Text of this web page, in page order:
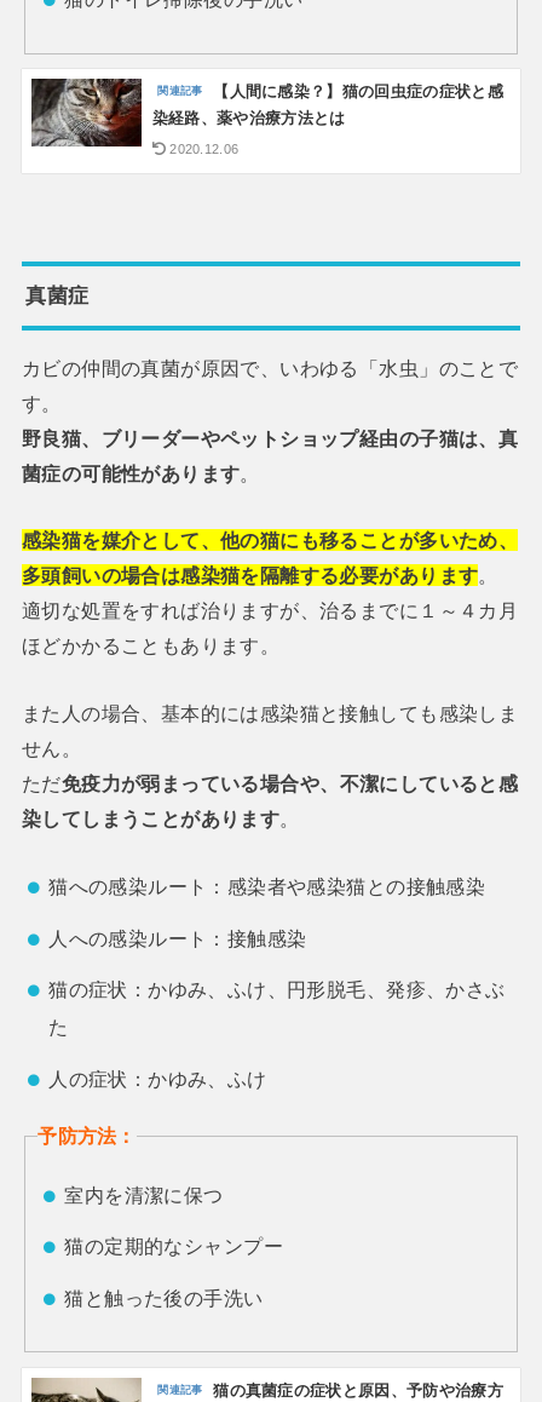
【人間に感染？】猫の回虫症の症状と感
染経路、薬や治療方法とは
2020.12.06
真菌症
カビの仲間の真菌が原因で、いわゆる「水虫」のことで
す。
野良猫、ブリーダーやペットショップ経由の子猫は、真
菌症の可能性があります。
感染猫を媒介として、他の猫にも移ることが多いため、
多頭飼いの場合は感染猫を隔離する必要があります。
適切な処置をすれば治りますが、治るまでに１～４カ月
ほどかかることもあります。
また人の場合、基本的には感染猫と接触しても感染しま
せん。
ただ免疫力が弱まっている場合や、不潔にしていると感
染してしまうことがあります。
猫への感染ルート：感染者や感染猫との接触感染
人への感染ルート：接触感染
猫の症状：かゆみ、ふけ、円形脱毛、発疹、かさぶ
た
人の症状：かゆみ、ふけ
予防方法：
室内を清潔に保つ
猫の定期的なシャンプー
猫と触った後の手洗い
猫の真菌症の症状と原因、予防や治療方